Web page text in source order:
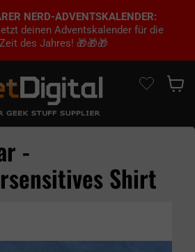
NERD-ADVENTSKALENDER:
deinen Adventskalender für die
des Jahres! 🎁🎁🎁
-
Shirt